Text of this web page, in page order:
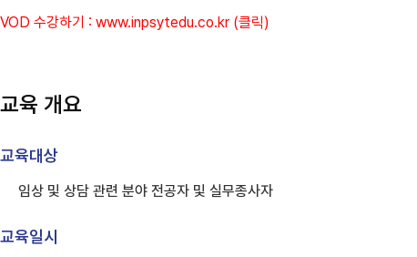
VOD 수강하기 : www.inpsytedu.co.kr (클릭)
교육 개요
교육대상
임상 및 상담 관련 분야 전공자 및 실무종사자
교육일시